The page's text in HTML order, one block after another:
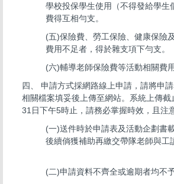
學校投保學生使用（不得發給學生
費得互相勻支。
(五)保險費、勞工保險、健康保險
費用不足者，得於雜支項下勻支
(六)輔導老師保險費等活動相關費
四、 申請方式採網路線上申請，請將申
相關檔案填妥後上傳至網站。系統上傳截
31日下午5時止，請務必掌握時效，且
(一)送件時於申請表及活動企劃書
後續倘獲補助再繳交帶隊老師與工
(二)申請資料不齊全或逾期者均不予